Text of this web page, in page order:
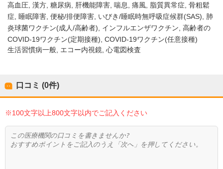
高血圧 漢方 糖尿病 肝機能障害 喘息 痛風 脂質異常症 骨粗鬆
症
睡眠障害 便秘/排便障害 いびき/睡眠時無呼吸症候群(SAS)
肺
炎球菌ワクチン(成人/高齢者)
インフルエンザワクチン 高齢者の
COVID-19ワクチン(定期接種) COVID-19ワクチン(任意接種)
生活習慣病一般, エコー内視鏡, 心電図検査
口コミ (0件)
※100文字以上800文字以内でご記入ください